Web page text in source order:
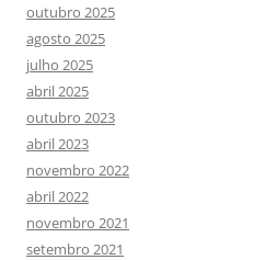
outubro 2025
agosto 2025
julho 2025
abril 2025
outubro 2023
abril 2023
novembro 2022
abril 2022
novembro 2021
setembro 2021